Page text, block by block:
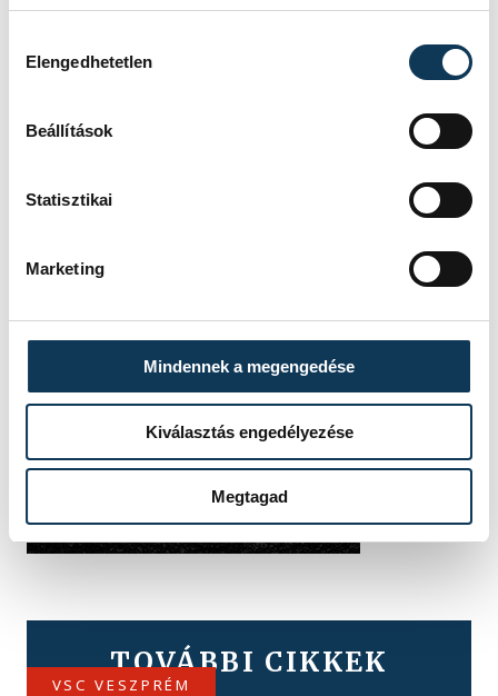
Elengedhetetlen
Beállítások
Statisztikai
Marketing
Mindennek a megengedése
Kiválasztás engedélyezése
Megtagad
TOVÁBBI CIKKEK
VSC VESZPRÉM